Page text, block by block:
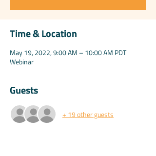
Time & Location
May 19, 2022, 9:00 AM – 10:00 AM PDT
Webinar
Guests
+ 19 other guests